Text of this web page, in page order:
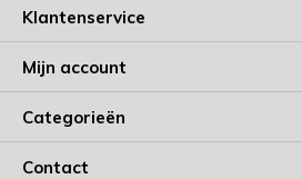
Klantenservice
Mijn account
Categorieën
Contact